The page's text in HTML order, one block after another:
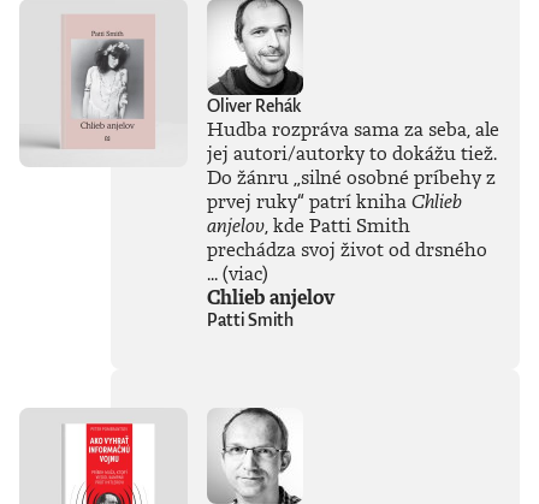
Oliver Rehák
Hudba rozpráva sama za seba, ale
jej autori/autorky to dokážu tiež.
Do žánru „silné osobné príbehy z
prvej ruky“patrí knihaChlieb
anjelov, kde Patti Smith
prechádza svoj život od drsného
...(viac)
Chlieb anjelov
Patti Smith